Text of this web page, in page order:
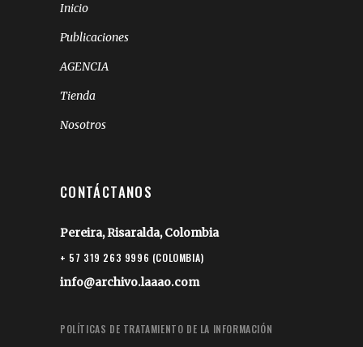
Inicio
Publicaciones
AGENCIA
Tienda
Nosotros
CONTÁCTANOS
Pereira, Risaralda, Colombia
+ 57 319 263 9996 (COLOMBIA)
info@archivo.laaao.com
POLÍTICAS DE TRATAMIENTO DE LA INFORMACIÓN